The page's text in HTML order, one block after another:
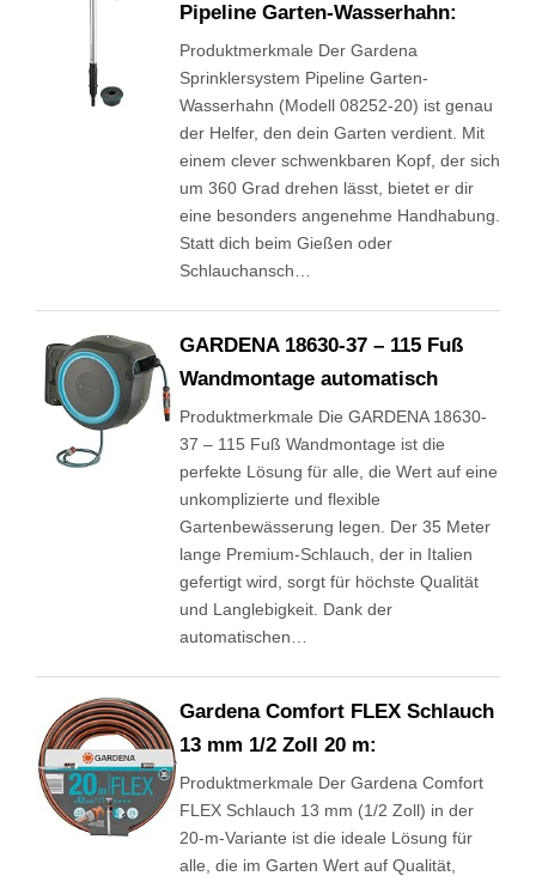
Pipeline Garten-Wasserhahn:
Produktmerkmale Der Gardena
Sprinklersystem Pipeline Garten-
Wasserhahn (Modell 08252-20) ist genau
der Helfer, den dein Garten verdient. Mit
einem clever schwenkbaren Kopf, der sich
um 360 Grad drehen lässt, bietet er dir
eine besonders angenehme Handhabung.
Statt dich beim Gießen oder
Schlauchansch…
GARDENA 18630-37 – 115 Fuß
Wandmontage automatisch
Produktmerkmale Die GARDENA 18630-
37 – 115 Fuß Wandmontage ist die
perfekte Lösung für alle, die Wert auf eine
unkomplizierte und flexible
Gartenbewässerung legen. Der 35 Meter
lange Premium-Schlauch, der in Italien
gefertigt wird, sorgt für höchste Qualität
und Langlebigkeit. Dank der
automatischen…
Gardena Comfort FLEX Schlauch
13 mm 1/2 Zoll 20 m:
Produktmerkmale Der Gardena Comfort
FLEX Schlauch 13 mm (1/2 Zoll) in der
20-m-Variante ist die ideale Lösung für
alle, die im Garten Wert auf Qualität,